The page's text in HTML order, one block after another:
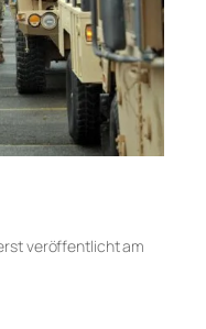
veröffentlicht am